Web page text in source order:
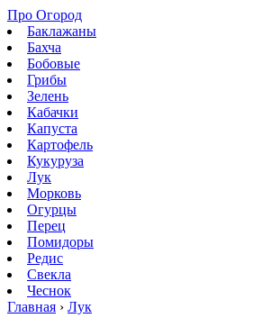
Про Огород
Баклажаны
Бахча
Бобовые
Грибы
Зелень
Кабачки
Капуста
Картофель
Кукуруза
Лук
Морковь
Огурцы
Перец
Помидоры
Редис
Свекла
Чеснок
Главная › Лук